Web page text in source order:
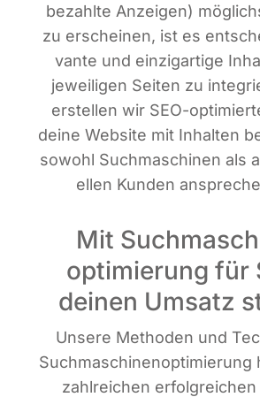
bezahl­te Anzei­gen)
zu erschei­nen, ist es
van­te und ein­zig­ar­ti­ge
jewei­li­gen Sei­ten zu
erstel­len wir SEO-
dei­ne Web­site mit Inhal­ten
sowohl Such­ma­schi­nen als
el­len Kun­den
Mit
optimierung für
deinen Umsatz
Unse­re Metho­den und
Such­ma­schi­nen­op­ti­mie­rung
zahl­rei­chen